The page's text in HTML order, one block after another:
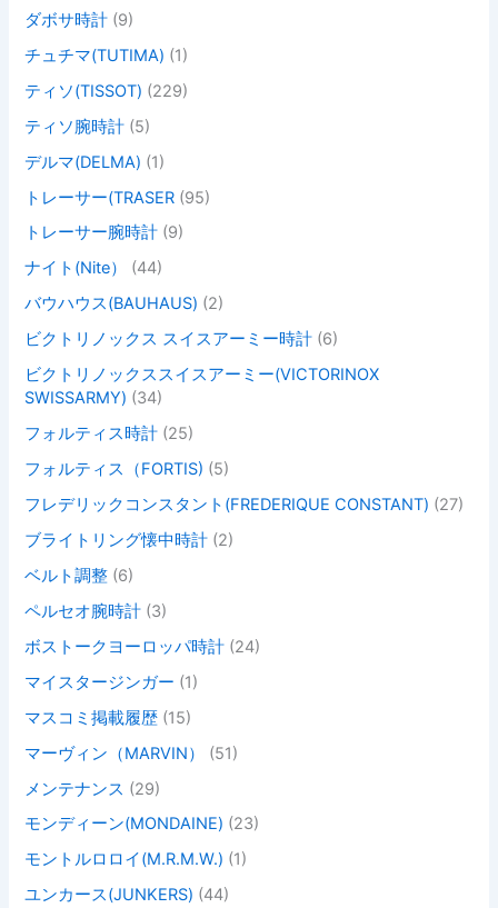
ダボサ時計 (9)
チュチマ(TUTIMA) (1)
ティソ(TISSOT) (229)
ティソ腕時計 (5)
デルマ(DELMA) (1)
トレーサー(TRASER (95)
トレーサー腕時計 (9)
ナイト(Nite）
(44)
バウハウス(BAUHAUS) (2)
ビクトリノックス スイスアーミー時計 (6)
ビクトリノックススイスアーミー(VICTORINOX
SWISSARMY) (34)
フォルティス時計 (25)
フォルティス（FORTIS) (5)
フレデリックコンスタント(FREDERIQUE CONSTANT) (27)
ブライトリング懐中時計 (2)
ベルト調整 (6)
ペルセオ腕時計 (3)
ボストークヨーロッパ時計 (24)
マイスタージンガー (1)
マスコミ掲載履歴 (15)
マーヴィン（MARVIN）
(51)
メンテナンス (29)
モンディーン(MONDAINE) (23)
モントルロロイ(M.R.M.W.) (1)
ユンカース(JUNKERS) (44)